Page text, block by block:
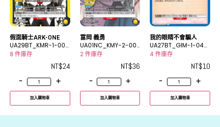
假面騎士ARK-ONE
UA29BT_KMR-1-001
SR
8 件庫存
NT$24
-
+
加入購物車
富岡 義勇
UA01NC_KMY-2-00
8SP
2 件庫存
NT$36
-
+
加入購物車
我的眼睛不會騙人
UA27BT_GIM-1-040
U
4 件庫存
NT$10
-
+
加入購物車